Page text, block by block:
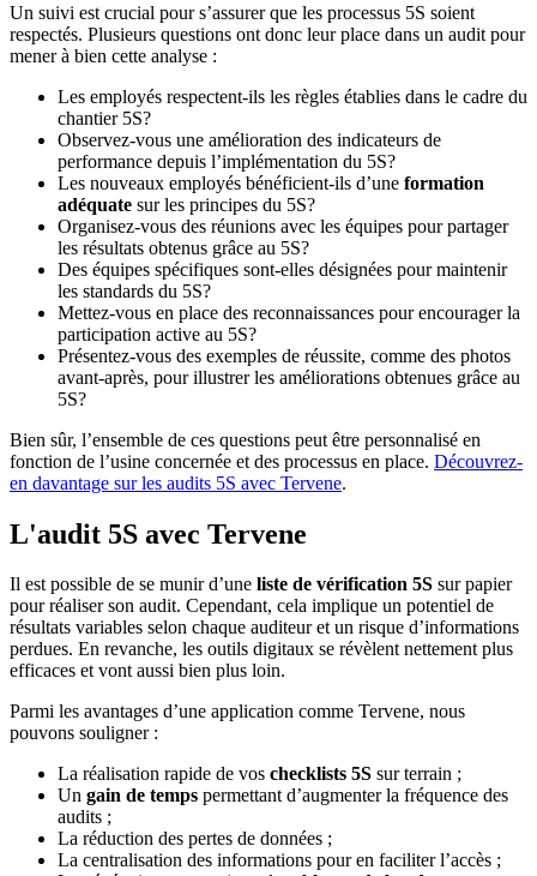
Un suivi est crucial pour s’assurer que les processus 5S soient
respectés. Plusieurs questions ont donc leur place dans un audit pour
mener à bien cette analyse :
Les employés respectent-ils les règles établies dans le cadre du
chantier 5S?
Observez-vous une amélioration des indicateurs de
performance depuis l’implémentation du 5S?
Les nouveaux employés bénéficient-ils d’une formation
adéquate sur les principes du 5S?
Organisez-vous des réunions avec les équipes pour partager
les résultats obtenus grâce au 5S?
Des équipes spécifiques sont-elles désignées pour maintenir
les standards du 5S?
Mettez-vous en place des reconnaissances pour encourager la
participation active au 5S?
Présentez-vous des exemples de réussite, comme des photos
avant-après, pour illustrer les améliorations obtenues grâce au
5S?
Bien sûr, l’ensemble de ces questions peut être personnalisé en
fonction de l’usine concernée et des processus en place. Découvrez-
en davantage sur les audits 5S avec Tervene.
L'audit 5S avec Tervene
Il est possible de se munir d’une liste de vérification 5S sur papier
pour réaliser son audit. Cependant, cela implique un potentiel de
résultats variables selon chaque auditeur et un risque d’informations
perdues. En revanche, les outils digitaux se révèlent nettement plus
efficaces et vont aussi bien plus loin.
Parmi les avantages d’une application comme Tervene, nous
pouvons souligner :
La réalisation rapide de vos checklists 5S sur terrain ;
Un gain de temps permettant d’augmenter la fréquence des
audits ;
La réduction des pertes de données ;
La centralisation des informations pour en faciliter l’accès ;